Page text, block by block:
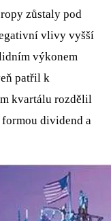
zůstaly pod
vlivy vyšší
výkonem
patřil k
kvartálu rozdělil
dividend a